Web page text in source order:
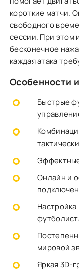
короткие матчи.
свободного
сессии. При этом
бесконечное
каждая атака
Особенности
Быстрые
Онлайн и
мировой
Яркая 3D-